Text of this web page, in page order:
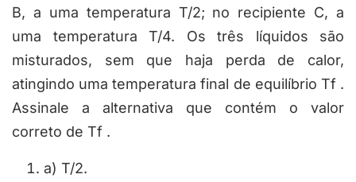
B, a uma temperatura T/2; no recipiente C, a
uma temperatura T/4. Os três líquidos são
misturados, sem que haja perda de calor,
atingindo uma temperatura final de equilíbrio Tf .
Assinale a alternativa que contém o valor
correto de Tf .
a) T/2.